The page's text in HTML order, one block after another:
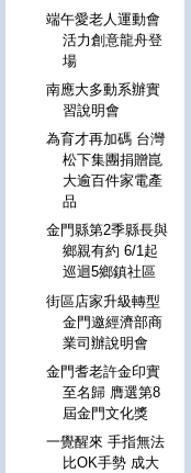
端午愛老人運動會
活力創意龍舟登
場
南應大多動系辦實
習說明會
為育才再加碼 台灣
松下集團捐贈崑
大逾百件家電產
品
金門縣第2季縣長與
鄉親有約 6/1起
巡迴5鄉鎮社區
街區店家升級轉型
金門邀經濟部商
業司辦說明會
金門耆老許金印實
至名歸 膺選第8
屆金門文化獎
一覺醒來 手指無法
比OK手勢 成大